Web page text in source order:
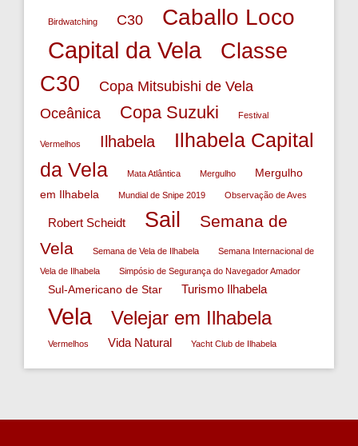
Birdwatching C30 Caballo Loco
Capital da Vela
Classe
C30
Copa Mitsubishi de Vela
Oceânica
Copa Suzuki Festival
Vermelhos Ilhabela
Ilhabela Capital
da Vela
Mata Atlântica Mergulho
Mergulho
em Ilhabela
Mundial de Snipe 2019 Observação de Aves
Robert Scheidt Sail
Semana de
Vela
Semana de Vela de Ilhabela Semana Internacional de
Vela de Ilhabela Simpósio de Segurança do Navegador Amador
Sul-Americano de Star Turismo Ilhabela
Vela Velejar em Ilhabela
Vermelhos Vida Natural Yacht Club de Ilhabela